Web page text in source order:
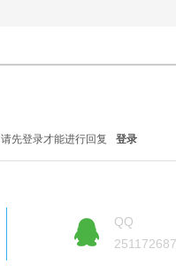
请先登录才能进行回复 登录
QQ